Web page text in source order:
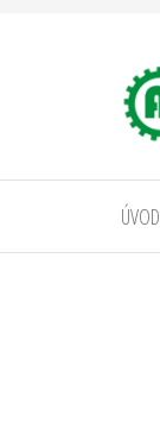
ÚVOD